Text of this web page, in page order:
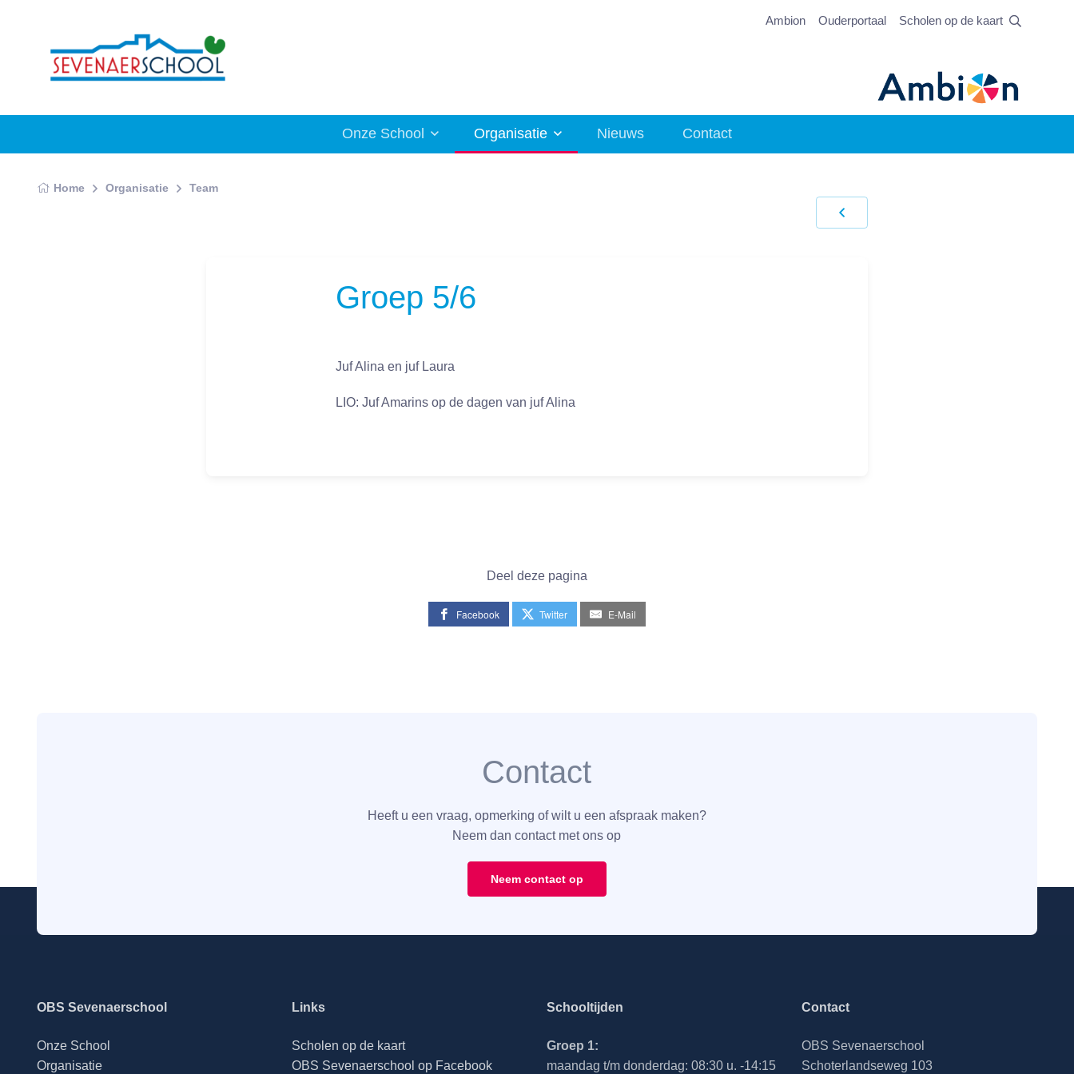
Ambion Ouderportaal Scholen op de kaart
Onze School Organisatie Nieuws Contact
Home Organisatie Team
Groep 5/6
Juf Alina en juf Laura
LIO: Juf Amarins op de dagen van juf Alina
Deel deze pagina
Facebook Twitter E-Mail
Contact
Heeft u een vraag, opmerking of wilt u een afspraak maken?
Neem dan contact met ons op
Neem contact op
OBS Sevenaerschool
Onze School
Organisatie
Links
Scholen op de kaart
OBS Sevenaerschool op Facebook
Schooltijden
Groep 1:
maandag t/m donderdag: 08:30 u. -14:15
Contact
OBS Sevenaerschool
Schoterlandseweg 103